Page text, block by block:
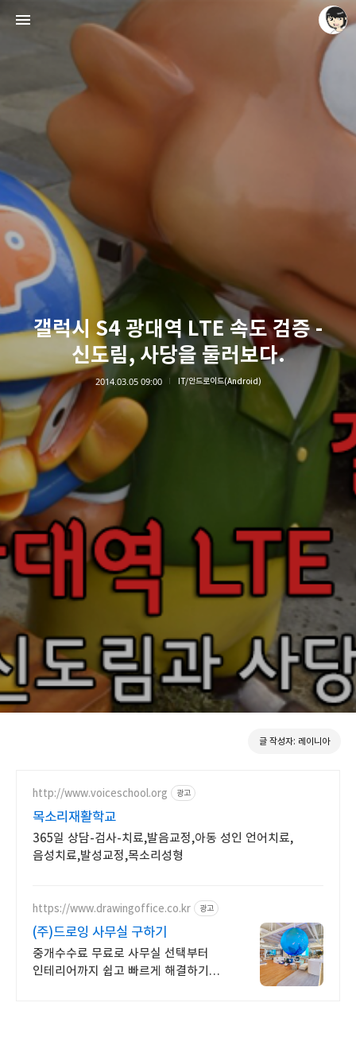
갤럭시 S4 광대역 LTE 속도 검증 -
신도림, 사당을 둘러보다.
2014.03.05 09:00 IT/안드로이드(Android)
글 작성자: 레이니아
http://www.voiceschool.org 광고
목소리재활학교
365일 상담-검사-치료,발음교정,아동 성인 언어치료,
음성치료,발성교정,목소리성형
https://www.drawingoffice.co.kr 광고
(주)드로잉 사무실 구하기
중개수수료 무료로 사무실 선택부터
인테리어까지 쉽고 빠르게 해결하기